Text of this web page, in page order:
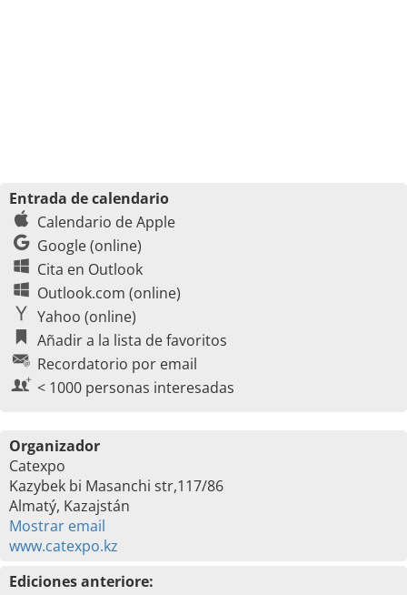
Entrada de calendario
Calendario de Apple
Google (online)
Cita en Outlook
Outlook.com (online)
Yahoo (online)
Añadir a la lista de favoritos
Recordatorio por email
< 1000 personas interesadas
Organizador
Catexpo
Kazybek bi Masanchi str,117/86
Almatý, Kazajstán
Mostrar email
www.catexpo.kz
Ediciones anteriore: